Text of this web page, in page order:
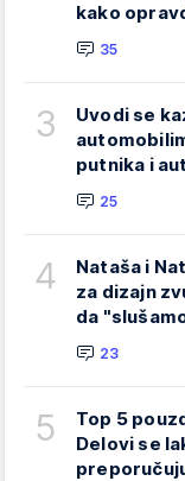
kako
35
3
Uvodi se
putnika i
25
4
Nataša i
za dizajn
da
23
5
Top 5
Delovi se